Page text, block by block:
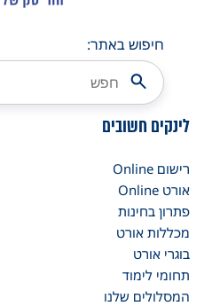
חיפוש באתר:
לינקים חשובים
רישום Online
אורט Online
פתרון בחינות
מכללות אורט
בוגרי אורט
תחומי לימוד
המסלולים שלנו